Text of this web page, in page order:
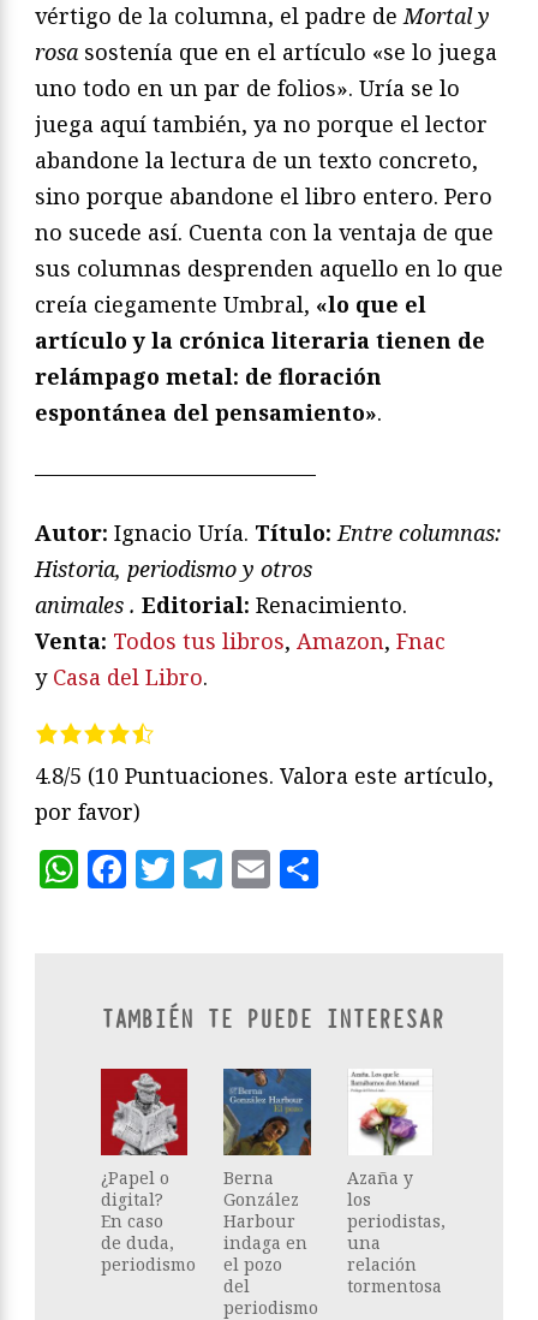
vértigo de la columna, el padre deMortal y
rosa sostenía que en el artículo «se lo juega
uno todo en un par de folios». Uría se lo
juega aquí también, ya no porque el lector
abandone la lectura de un texto concreto,
sino porque abandone el libro entero. Pero
no sucede así. Cuenta con la ventaja de que
sus columnas desprenden aquello en lo que
creía ciegamente Umbral, «lo que el
artículo y la crónica literaria tienen de
relámpago metal: de floración
espontánea del pensamiento».
—————————————
Autor: Ignacio Uría. Título: Entre columnas:
Historia, periodismo y otros
animales . Editorial: Renacimiento.
Venta: Todos tus libros, Amazon, Fnac
y Casa del Libro.
4.8/5 (10 Puntuaciones. Valora este artículo,
por favor)
WhatsApp
Facebook
Twitter
Telegram
Email
TAMBIÉN TE PUEDE INTERESAR
¿Papel o
digital?
En caso
de duda,
periodismo
Berna
González
Harbour
indaga en
el pozo
del
periodismo
Azaña y
los
periodistas,
una
relación
tormentosa